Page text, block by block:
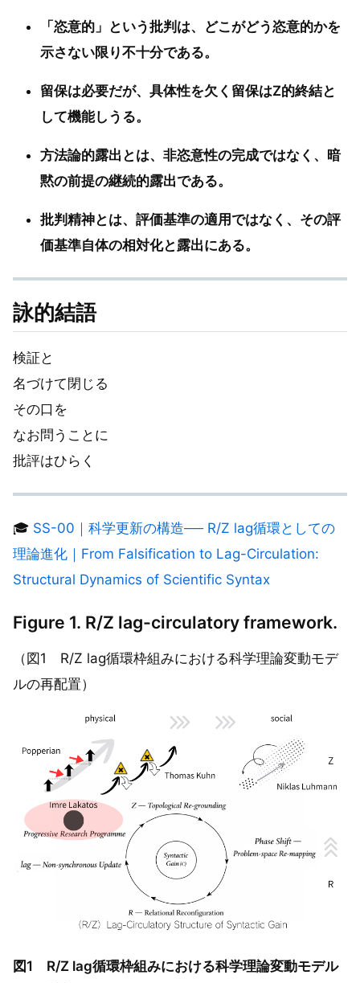
「恣意的」という批判は、どこがどう恣意的かを
示さない限り不十分である。
留保は必要だが、具体性を欠く留保はZ的終結と
して機能しうる。
方法論的露出とは、非恣意性の完成ではなく、暗
黙の前提の継続的露出である。
批判精神とは、評価基準の適用ではなく、その評
価基準自体の相対化と露出にある。
詠的結語
検証と
名づけて閉じる
その口を
なお問うことに
批評はひらく
🎓 SS-00｜科学更新の構造── R/Z lag循環としての
理論進化｜From Falsification to Lag-Circulation:
Structural Dynamics of Scientific Syntax
Figure 1. R/Z lag-circulatory framework.
（図1 R/Z lag循環枠組みにおける科学理論変動モデ
ルの再配置）
図1 R/Z lag循環枠組みにおける科学理論変動モデル